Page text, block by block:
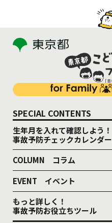
SPECIAL CONTENTS
生年月を入れて確認しよう！
事故予防チェックカレンダー
COLUMN コラム
EVENT イベント
もっと詳しく！
事故予防お役立ちツール